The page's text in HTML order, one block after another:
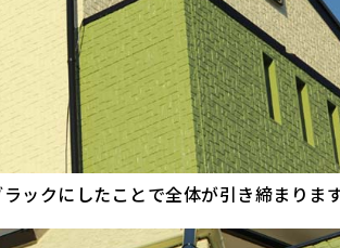
ックにしたことで全体が引き締まりま